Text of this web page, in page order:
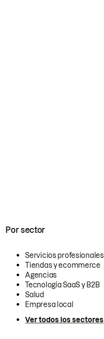
Por sector
Servicios profesionales
Tiendas y ecommerce
Agencias
Tecnología SaaS y B2B
Salud
Empresa local
Ver todos los sectores